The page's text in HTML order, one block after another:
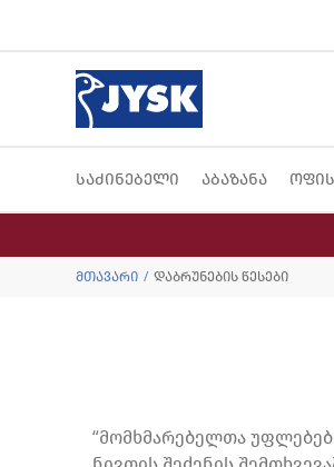
საძინებელი აბაზანა
მთავარი დაბრუნების წესები
“მომხმარებელთა